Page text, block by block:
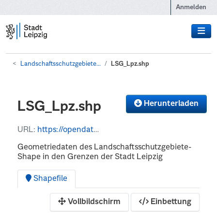
Anmelden
Landschaftsschutzgebiete... LSG_Lpz.shp
Herunterladen
LSG_Lpz.shp
URL: https://opendata.leipzig.de/dataset/b11bc8e2-034b-40ea-b1d6-eb3c1ec441ff/resource/4137370f-8ff3-4345-a34a-66193cf0bca7/download/lsglpz.shp
Geometriedaten des Landschaftsschutzgebiete-
Shape in den Grenzen der Stadt Leipzig
Shapefile
Vollbildschirm Einbettung